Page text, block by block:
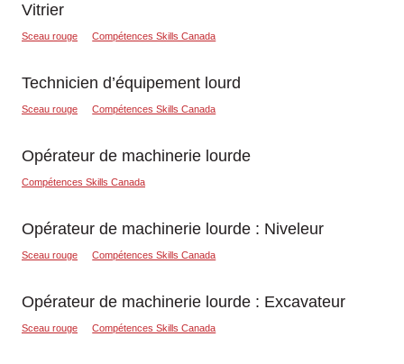
Vitrier
Sceau rouge Compétences Skills Canada
Technicien d’équipement lourd
Sceau rouge Compétences Skills Canada
Opérateur de machinerie lourde
Compétences Skills Canada
Opérateur de machinerie lourde : Niveleur
Sceau rouge Compétences Skills Canada
Opérateur de machinerie lourde : Excavateur
Sceau rouge Compétences Skills Canada